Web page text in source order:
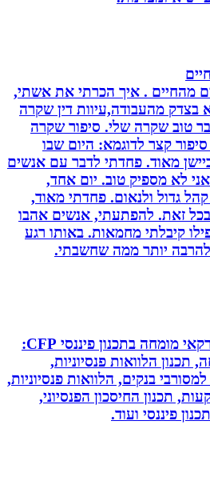
. איך הכרתי את אשתי,
מהעבודה,עיוות דין שקרה
שקרה שלי. סיפור שקרה
קצר לדוגמא: היום שבו
מאוד. פחדתי לדבר עם אנשים
מספיק טוב. יום אחד,
ולנאום. פחדתי מאוד,
להפתעתי, אנשים אהבו
מחמאות. באותו רגע
יותר ממה שחשבתי.
תכנון פיננסי - גדי ברקאי מומחה בתכנון פיננסי CFP:
הלוואות פנסיוניות,
בנקים, הלוואות פנסיוניות,
החיסכון הפנסיוני,
ועוד.